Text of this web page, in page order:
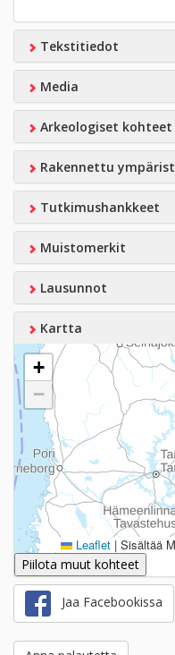
Tekstitiedot
Media
Arkeologiset kohteet
Rakennettu
Tutkimushankkeet
Muistomerkit
Lausunnot
Kartta
+
−
Leaflet | Sisältää
Piilota muut kohteet
Jaa Facebookissa